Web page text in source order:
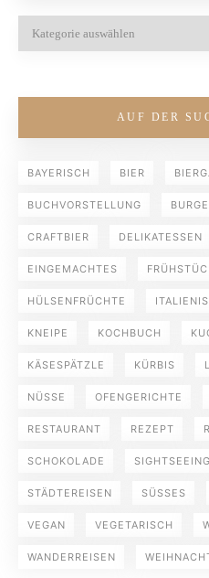
AUF DER
BAYERISCH BIER
BUCHVORSTELLUNG
CRAFTBIER DELIKATESSEN
EINGEMACHTES
HÜLSENFRÜCHTE
KNEIPE KOCHBUCH
KÄSESPÄTZLE KÜRBIS
NÜSSE OFENGERICHTE
RESTAURANT REZEPT
SCHOKOLADE SIGHTSEEING
STÄDTEREISEN SÜSSES
VEGAN VEGETARISCH
WANDERREISEN